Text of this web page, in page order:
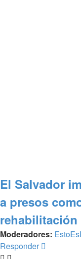
El Salvador
a presos
Moderadores:
Responder